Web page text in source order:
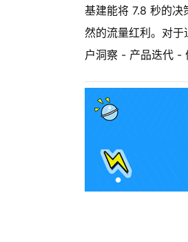
基建能将 7.8 秒的决
然的流量红利。对
户洞察 - 产品迭代 -